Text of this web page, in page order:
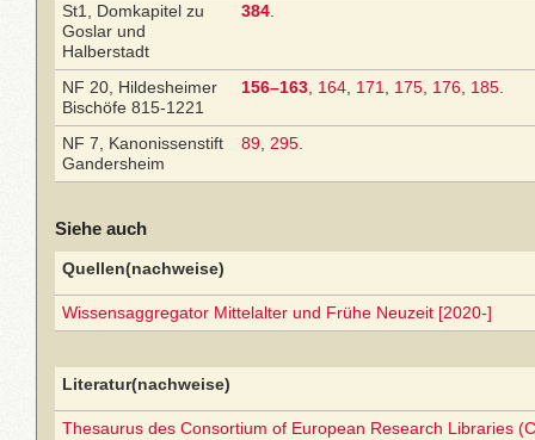
St1, Domkapitel zu
Goslar und
Halberstadt
384
NF 20, Hildesheimer
Bischöfe 815-1221
156–163 164 171 175 176 185
NF 7, Kanonissenstift
Gandersheim
89 295
Siehe auch
Quellen(nachweise)
Wissensaggregator Mittelalter und Frühe Neuzeit [2020-]
Literatur(nachweise)
Thesaurus des Consortium of European Research Libraries